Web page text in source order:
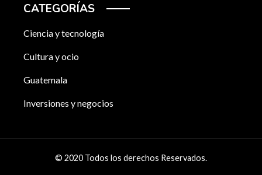
CATEGORÍAS
Ciencia y tecnología
Cultura y ocio
Guatemala
Inversiones y negocios
© 2020 Todos los derechos Reservados.